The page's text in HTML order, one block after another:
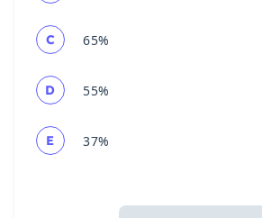
C 65%
D 55%
E 37%